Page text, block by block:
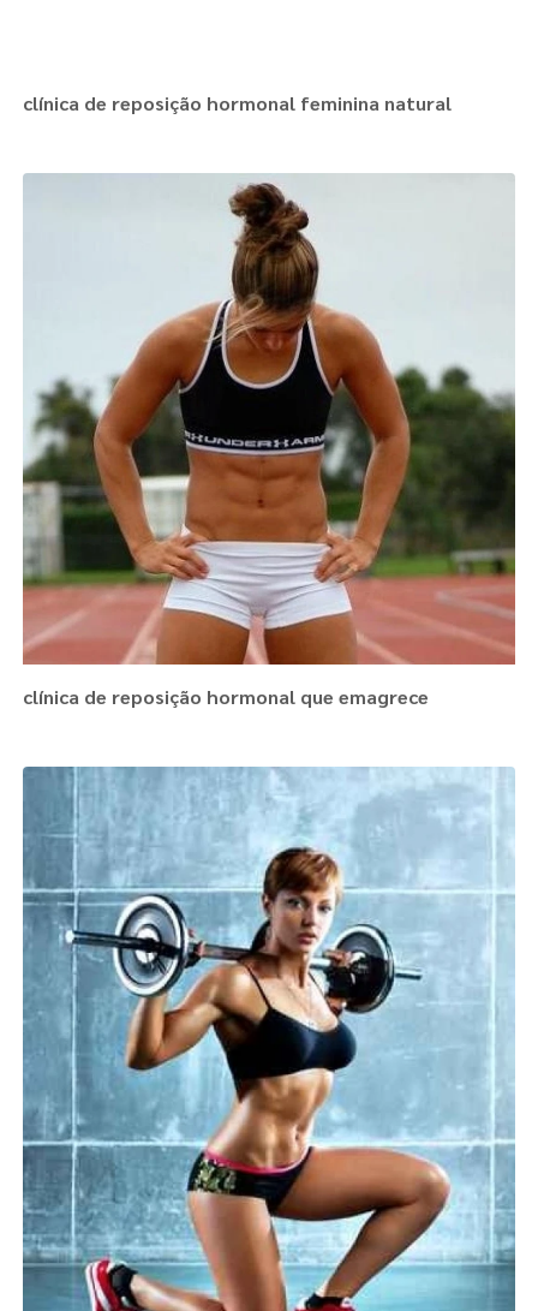
clínica de reposição hormonal feminina natural
clínica de reposição hormonal que emagrece